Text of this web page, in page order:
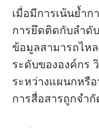
เมื่อมีการเน้นย้ำ
การยึดติดกับลำดั
ข้อมูลสามารถไห
ระดับขององค์กร
ระหว่างแผนกหรื
การสื่อสารถูกจำ